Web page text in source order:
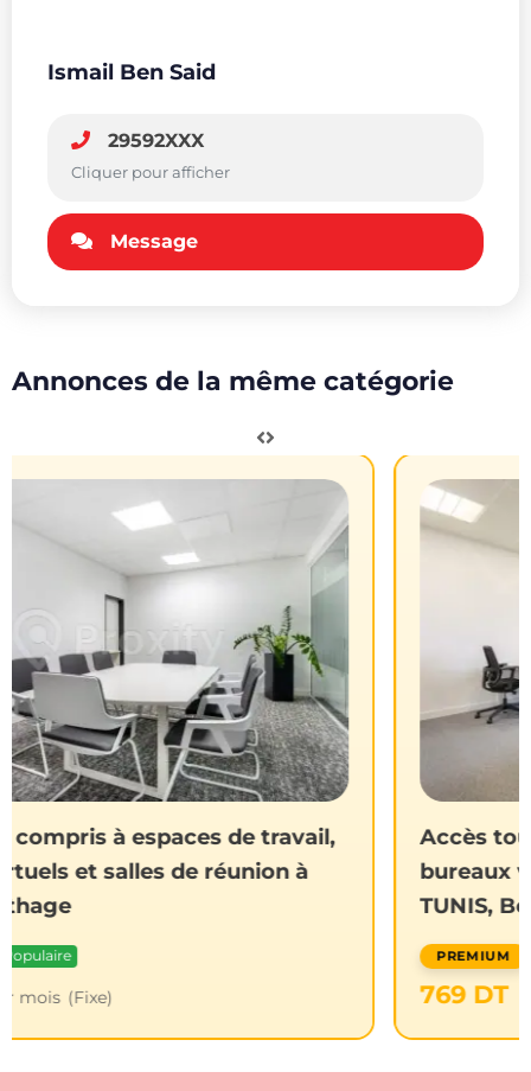
Ismail Ben Said
29592XXX
Cliquer pour afficher
Message
Annonces de la même catégorie
à
Accès tout compris à espaces de
bureaux virtuels et salles de